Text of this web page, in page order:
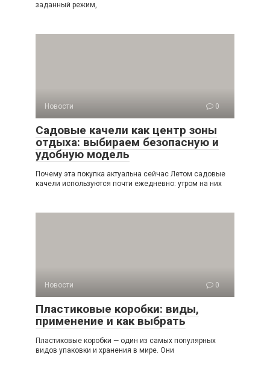
заданный режим,
Новости 0
Садовые качели как центр зоны
отдыха: выбираем безопасную и
удобную модель
Почему эта покупка актуальна сейчас Летом садовые
качели используются почти ежедневно: утром на них
Новости 0
Пластиковые коробки: виды,
применение и как выбрать
Пластиковые коробки — один из самых популярных
видов упаковки и хранения в мире. Они